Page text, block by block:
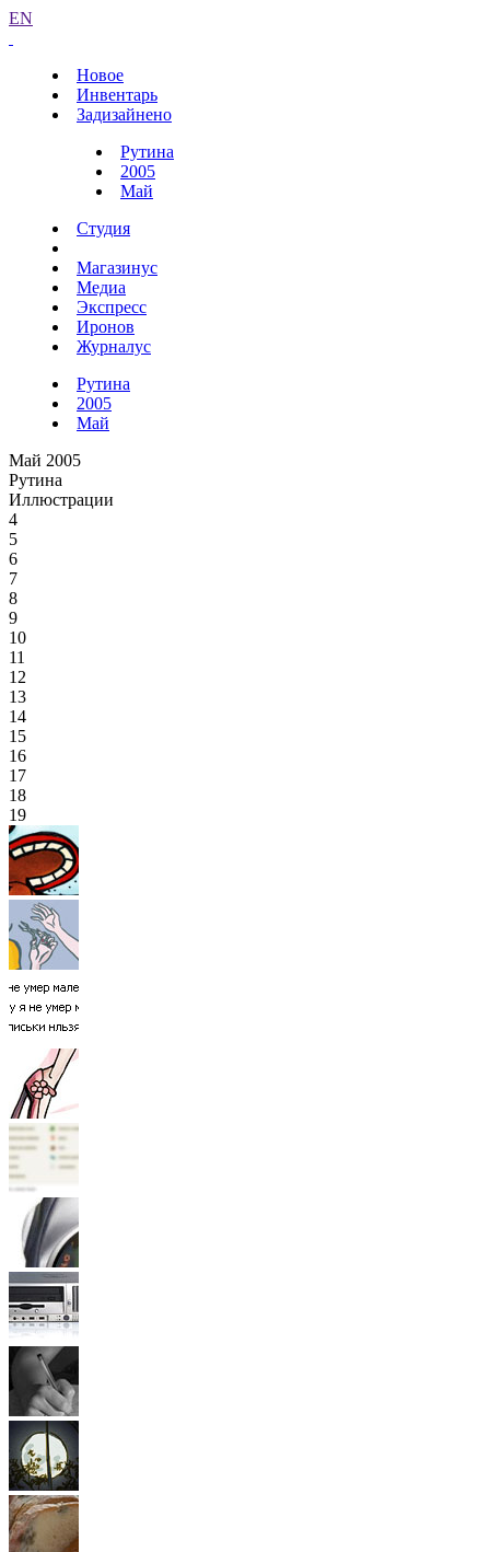
EN
Новое
Инвентарь
Задизайнено
Рутина
2005
Май
Студия
Магазинус
Медиа
Экспресс
Иронов
Журналус
Рутина
2005
Май
Май 2005
Рутина
Иллюстрации
4
5
6
7
8
9
10
11
12
13
14
15
16
17
18
19